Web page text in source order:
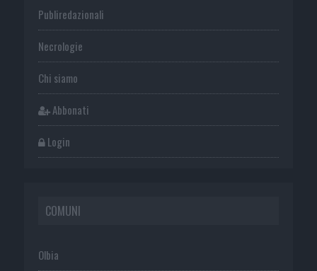
Publiredazionali
Necrologie
Chi siamo
Abbonati
Login
COMUNI
Olbia